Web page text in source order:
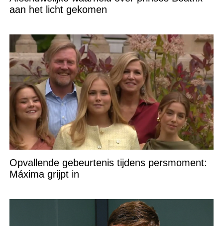
aan het licht gekomen
Opvallende gebeurtenis tijdens persmoment:
Máxima grijpt in